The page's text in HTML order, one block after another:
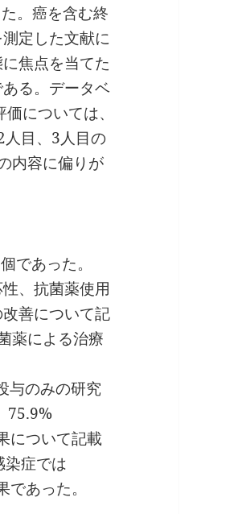
。癌を含む終
定した文献に
焦点を当てた
る。データベ
については、
人目、3人目の
内容に偏りが
であった。
、抗菌薬使用
善について記
薬による治療
与のみの研究
75.9%
について記載
染症では
あった。